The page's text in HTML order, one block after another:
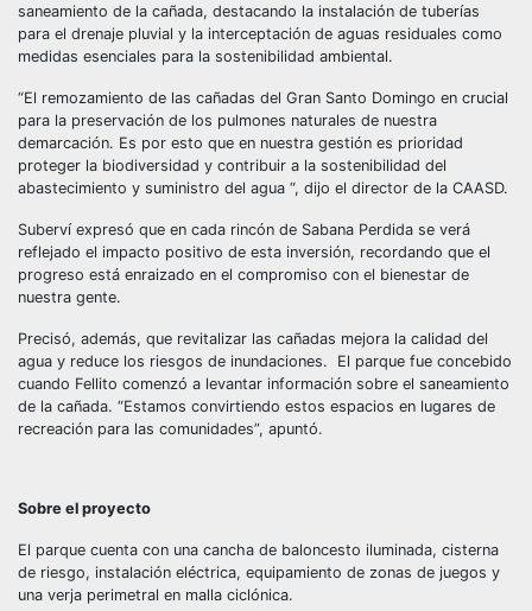
saneamiento de la cañada, destacando la instalación de tuberías
para el drenaje pluvial y la interceptación de aguas residuales como
medidas esenciales para la sostenibilidad ambiental.
“El remozamiento de las cañadas del Gran Santo Domingo en crucial
para la preservación de los pulmones naturales de nuestra
demarcación. Es por esto que en nuestra gestión es prioridad
proteger la biodiversidad y contribuir a la sostenibilidad del
abastecimiento y suministro del agua “, dijo el director de la CAASD.
Suberví expresó que en cada rincón de Sabana Perdida se verá
reflejado el impacto positivo de esta inversión, recordando que el
progreso está enraizado en el compromiso con el bienestar de
nuestra gente.
Precisó, además, que revitalizar las cañadas mejora la calidad del
agua y reduce los riesgos de inundaciones. El parque fue concebido
cuando Fellito comenzó a levantar información sobre el saneamiento
de la cañada. “Estamos convirtiendo estos espacios en lugares de
recreación para las comunidades”, apuntó.
Sobre el proyecto
El parque cuenta con una cancha de baloncesto iluminada, cisterna
de riesgo, instalación eléctrica, equipamiento de zonas de juegos y
una verja perimetral en malla ciclónica.